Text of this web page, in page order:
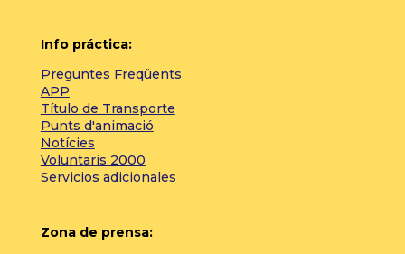
Info práctica:
Preguntes Freqüents
APP
Título de Transporte
Punts d'animació
Notícies
Voluntaris 2000
Servicios adicionales
Zona de prensa: